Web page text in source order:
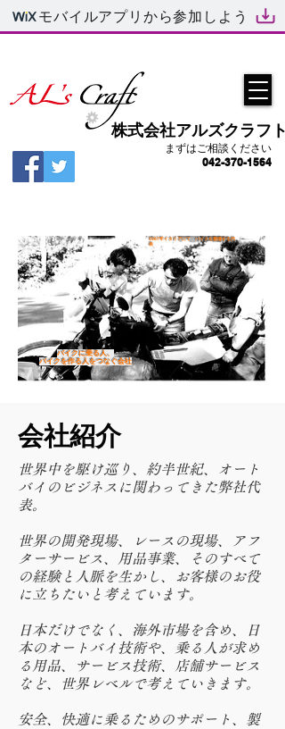
モバイルアプリから参加しよう
まずはご相談ください
042-370-1564
​株式会社アルズクラフト
バイクに乗る人、
バイクを作る人をつなぐ会社
​1987年イタリアにて バイクを整備する代
表
会社紹介
世界中を駆け巡り、約半世紀、オート
バイのビジネスに関わってきた弊社代
表。
​世界の開発現場、レースの現場、アフ
ターサービス、用品事業、そのすべて
の経験と人脈を生かし、お客様のお役
に立ちたいと考えています。
​日本だけでなく、海外市場を含め、日
本のオートバイ技術や、乗る人が求め
る用品、サービス技術、店舗サービス
など、世界レベルで考えていきます。
​安全、快適に乗るためのサポート、製